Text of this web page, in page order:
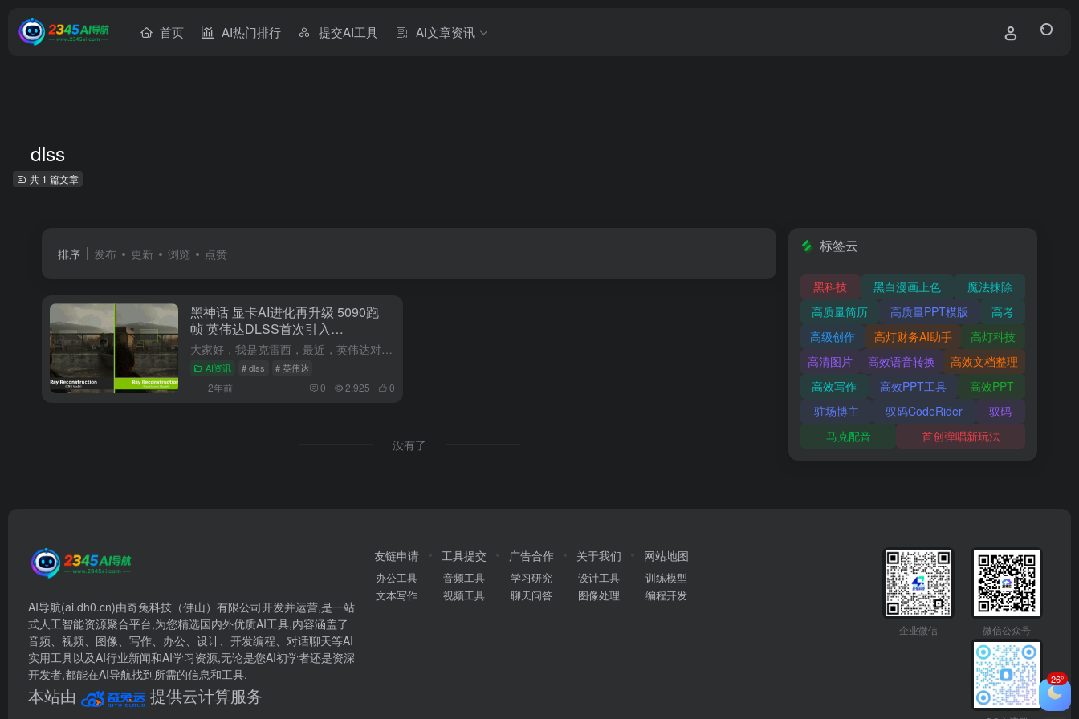
首页 AI热门排行 提交AI工具 AI文章资讯
dlss
共 1 篇文章
排序 发布 更新 浏览 点赞
黑神话 显卡AI进化再升级 5090跑
帧 英伟达DLSS首次引入
Transformer 飙到200
大家好，我是克雷西，最近，英伟达对DLSS进行了重大升级，并上新了一系列AI渲染技术，那么，这些升级和新技术对游戏玩家来说意味着什么呢，DLSS换脑，性能提升DLSS，深度学习超级采样，是一种利用AI...
AI资讯 # dlss # 英伟达
2年前 0 2,925 0
没有了
标签云
黑科技 黑白漫画上色
魔法抹除
高质量简历
高质量PPT模版
高考
高级创作
高灯财务AI助手
高灯科技
高清图片
高效语音转换
高效文档整理
高效写作
高效PPT工具
高效PPT
驻场博主
驭码CodeRider
驭码
马克配音
首创弹唱新玩法
AI导航(ai.dh0.cn)由奇兔科技（佛山）有限公司开发并运营,是一站
式人工智能资源聚合平台,为您精选国内外优质AI工具,内容涵盖了
音频、视频、图像、写作、办公、设计、开发编程、对话聊天等AI
实用工具以及AI行业新闻和AI学习资源,无论是您AI初学者还是资深
开发者,都能在AI导航找到所需的信息和工具.
本站由 提供云计算服务
友链申请
办公工具
文本写作
工具提交
音频工具
视频工具
广告合作
学习研究
聊天问答
关于我们
设计工具
图像处理
网站地图
训练模型
编程开发
企业微信 微信公众号
26°